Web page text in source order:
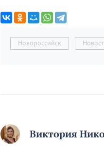
Новороссийск
Виктория